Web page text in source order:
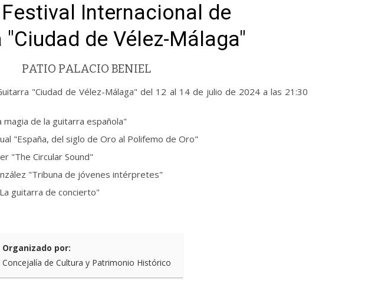
Festival Internacional de
"Ciudad de Vélez-Málaga"
PATIO PALACIO BENIEL
"Ciudad de Vélez-Málaga" del 12 al 14 de julio de 2024 a las 21:30
magia de la guitarra española"
"España, del siglo de Oro al Polifemo de Oro"
Circular Sound"
"Tribuna de jóvenes intérpretes"
de concierto"
Organizado por:
Concejalía de Cultura y Patrimonio Histórico